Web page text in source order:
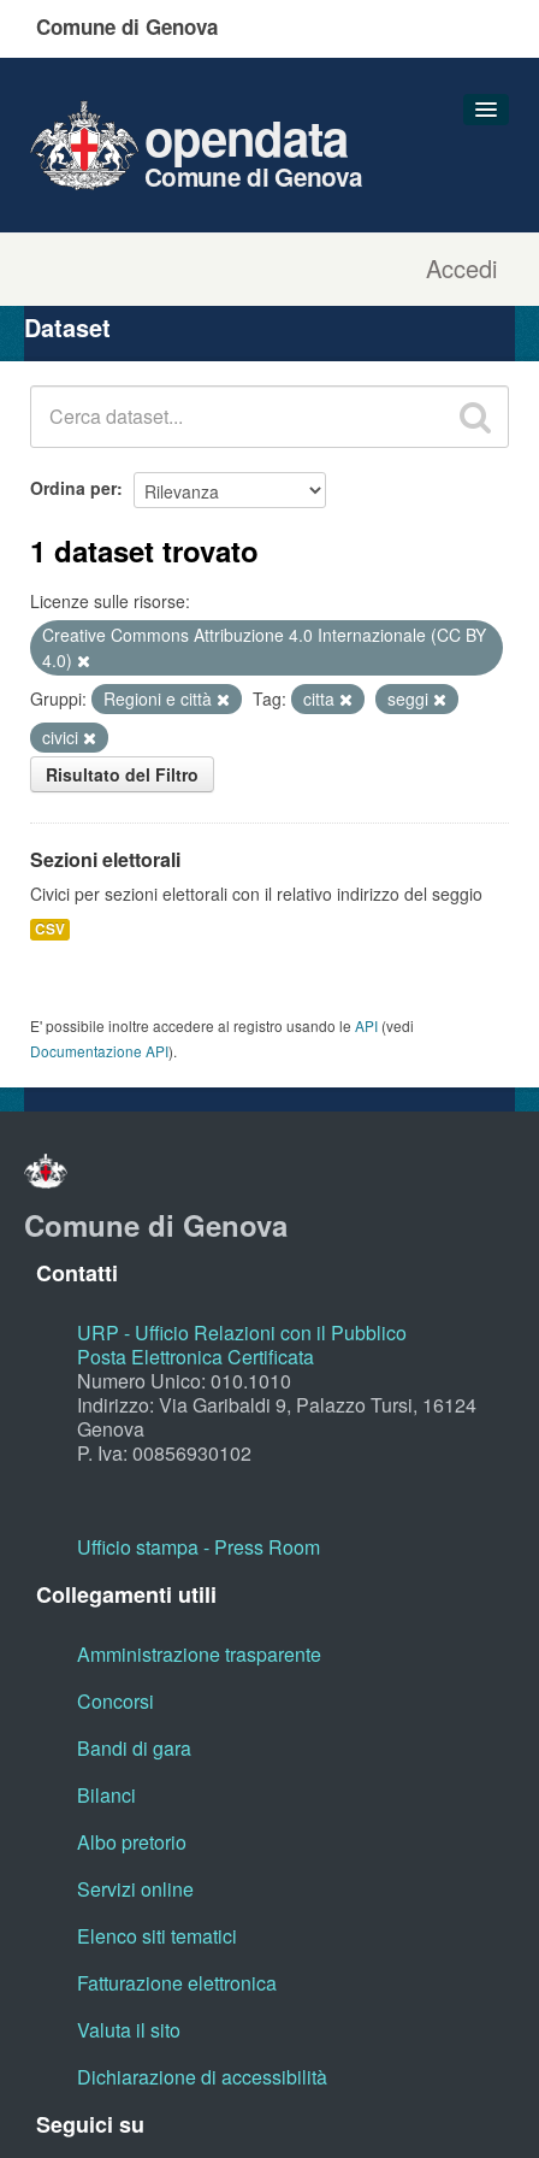
Comune di Genova
Accedi
opendata
Comune di Genova
Organizzazioni
Gruppi
Dataset
Ordina per
1 dataset trovato
Licenze sulle risorse:
Creative Commons Attribuzione 4.0 Internazionale (CC BY
4.0)
Gruppi:
Regioni e città Tag: citta
seggi
civici
Risultato del Filtro
Sezioni elettorali
Civici per sezioni elettorali con il relativo indirizzo del seggio
CSV
E' possibile inoltre accedere al registro usando le API (vedi
Documentazione API).
Comune di Genova
Contatti
URP - Ufficio Relazioni con il Pubblico
Posta Elettronica Certificata
Numero Unico: 010.1010
Indirizzo: Via Garibaldi 9, Palazzo Tursi, 16124
Genova
P. Iva: 00856930102
Ufficio stampa - Press Room
Collegamenti utili
Amministrazione trasparente
Concorsi
Bandi di gara
Bilanci
Albo pretorio
Servizi online
Elenco siti tematici
Fatturazione elettronica
Valuta il sito
Dichiarazione di accessibilità
Seguici su